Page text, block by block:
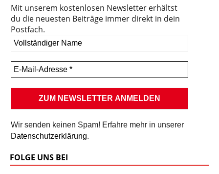
Mit unserem kostenlosen Newsletter erhältst
du die neuesten Beiträge immer direkt in dein
Postfach.
Wir senden keinen Spam! Erfahre mehr in unserer
Datenschutzerklärung.
FOLGE UNS BEI